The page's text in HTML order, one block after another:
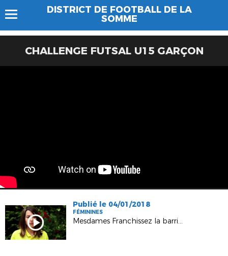
DISTRICT DE FOOTBALL DE LA
SOMME
CHALLENGE FUTSAL U15 GARÇON
Publié le 04/01/2018
FÉMININES
Mesdames Franchissez la barrière !